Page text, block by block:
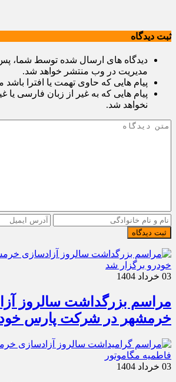
ثبت دیدگاه
دیدگاه های ارسال شده توسط شما، پس
مدیریت در وب منتشر خواهد شد.
پیام هایی که حاوی تهمت یا افترا
پیام هایی که به غیر از زبان فارسی یا
نخواهد شد.
ثبت دیدگاه
03 خرداد 1404
مراسم بزرگداشت سالروز
خرمشهر در شرکت پارس
03 خرداد 1404